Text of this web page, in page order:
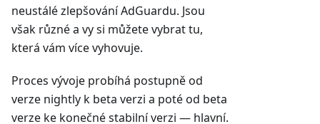
neustálé zlepšování AdGuardu. Jsou
však různé a vy si můžete vybrat tu,
která vám více vyhovuje.
Proces vývoje probíhá postupně od
verze nightly k beta verzi a poté od beta
verze ke konečné stabilní verzi — hlavní.